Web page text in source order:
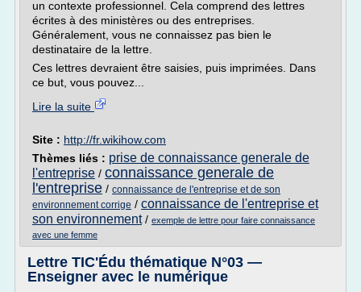
un contexte professionnel. Cela comprend des lettres
écrites à des ministères ou des entreprises.
Généralement, vous ne connaissez pas bien le
destinataire de la lettre.
Ces lettres devraient être saisies, puis imprimées. Dans
ce but, vous pouvez...
Lire la suite
Site : http://fr.wikihow.com
Thèmes liés : prise de connaissance generale de
l'entreprise / connaissance generale de
l'entreprise / connaissance de l'entreprise et de son
environnement corrige / connaissance de l'entreprise et
son environnement/ exemple de lettre pour faire connaissance
avec une femme
Lettre TIC'Édu thématique N°03 —
Enseigner avec le numérique